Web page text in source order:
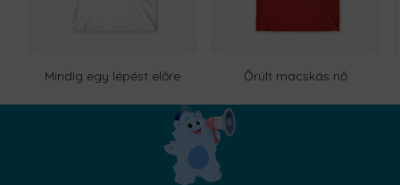
Mindig egy lépést előre Őrült macskás nő